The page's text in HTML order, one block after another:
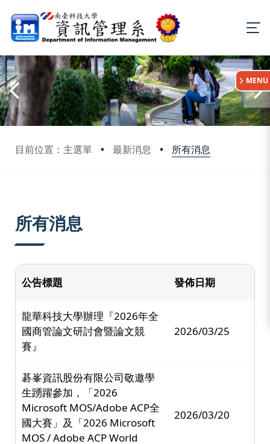
目前位置：主選單 最新消息 所有消息
:::
MENU
所有消息
公告標題 發佈日期
龍華科技大學辦理『2026年全
國商管論文研討會暨論文競
賽』
2026/03/25
碁峯資訊股份有限公司敬邀學
生踴躍參加，「2026
Microsoft MOS/Adobe ACP全
國大賽」及「2026 Microsoft
MOS / Adobe ACP World
2026/03/20